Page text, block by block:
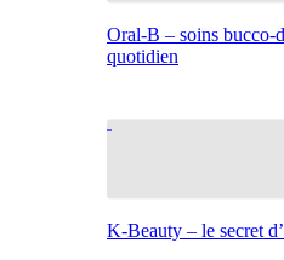
Oral-B – soins bucco-
quotidien
K-Beauty – le secret